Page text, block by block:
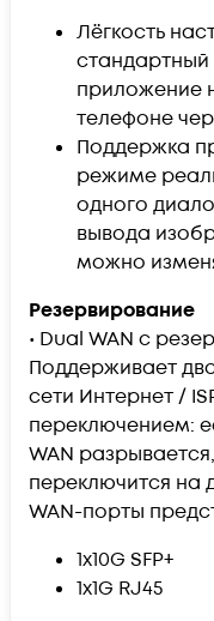
Лёгкость
приложение
телефоне
Поддержка
режиме
одного
вывода
можно
Резервирование
• Dual WAN с
Поддерживает
сети Интернет /
переключением:
WAN
переключится на
WAN-порты
1x10G SFP+
1x1G RJ45